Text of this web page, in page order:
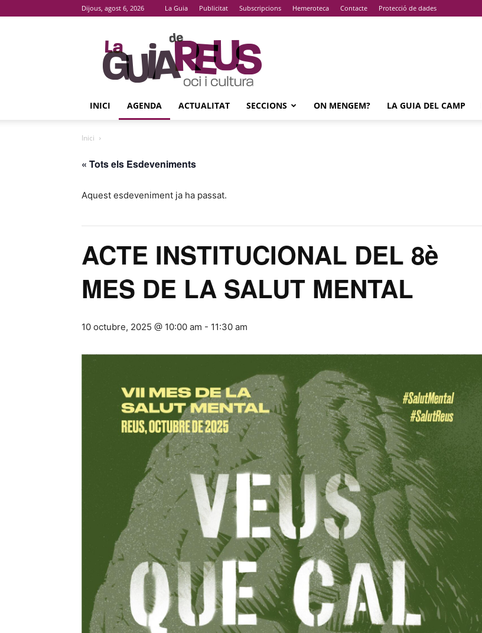
Dijous, agost 6, 2026 La Guia Publicitat Subscripcions Hemeroteca Contacte Protecció de dades
La
Guia
De
Reus
INICI AGENDA ACTUALITAT SECCIONS ON MENGEM? LA GUIA DEL CAMP
Inici
« Tots els Esdeveniments
Aquest esdeveniment ja ha passat.
ACTE INSTITUCIONAL DEL 8è
MES DE LA SALUT MENTAL
10 octubre, 2025 @ 10:00 am - 11:30 am